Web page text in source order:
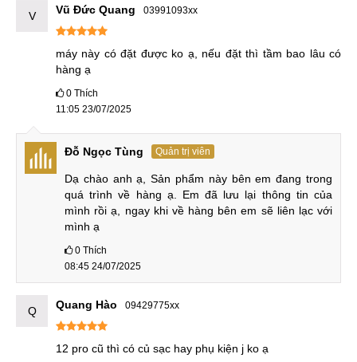
Xiaomi 12 Pro ra mắt tại Trung Quốc vào cuối tháng 12/2021
và ra mặt toàn cầu vào tháng 3/2022, trong đó có Việt Nam.
Lúc ban đầu, giá bán của 12 Pro từ 13,8 triệu đồng cho bản
8-128GB ở Trung Quốc. Xiaomi Việt chỉ phân phối phiên
bản bộ nhớ cao cấp nhất là 12-256GB và có giá gần 28 triệu
Bảng giá Xiaomi 12 Pro khi mới ra mắt:
Phiên bản Giá tại TQ
Giá VND
(Chính Hãng)
8-256GB x
12-256GB
V Vũ Đức Quang 03991093xx
máy này có đặt được ko ạ, nếu đặt thì tầm bao lâu có
hàng ạ
0 Thích
11:05 23/07/2025
Đỗ Ngọc Tùng Quản trị viên
Dạ chào anh ạ, Sản phẩm này bên em đang trong
quá trình về hàng ạ. Em đã lưu lại thông tin của
mình rồi ạ, ngay khi về hàng bên em sẽ liên lạc với
mình ạ
0 Thích
08:45 24/07/2025
Q Quang Hào 09429775xx
12 pro cũ thì có củ sạc hay phụ kiện j ko ạ